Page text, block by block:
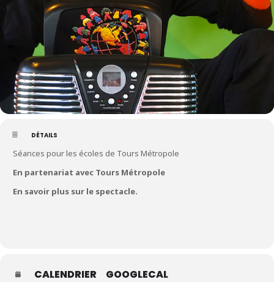
DÉTAILS
Séances pour les écoles de Tours Métropole
En partenariat avec Tours Métropole
En savoir plus sur le spectacle.
CALENDRIER GOOGLECAL